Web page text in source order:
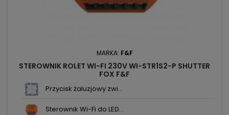
MARKA: F&F
STEROWNIK ROLET WI-FI 230V WI-STR1S2-P SHUTTER
FOX F&F
Przycisk żaluzjowy zwi...
Sterownik Wi-Fi do LED...